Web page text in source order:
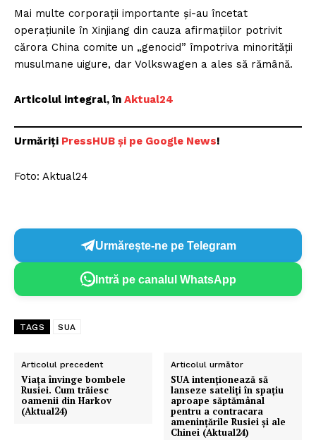
Mai multe corporații importante și-au încetat
operațiunile în Xinjiang din cauza afirmațiilor potrivit
cărora China comite un „genocid” împotriva minorității
musulmane uigure, dar Volkswagen a ales să rămână.
Articolul integral, în Aktual24
Urmăriți PressHUB și pe Google News!
Foto: Aktual24
Urmărește-ne pe Telegram
Intră pe canalul WhatsApp
TAGS SUA
Articolul precedent
Viața învinge bombele
Rusiei. Cum trăiesc
oamenii din Harkov
(Aktual24)
Articolul următor
SUA intenționează să
lanseze sateliți în spațiu
aproape săptămânal
pentru a contracara
amenințările Rusiei și ale
Chinei (Aktual24)